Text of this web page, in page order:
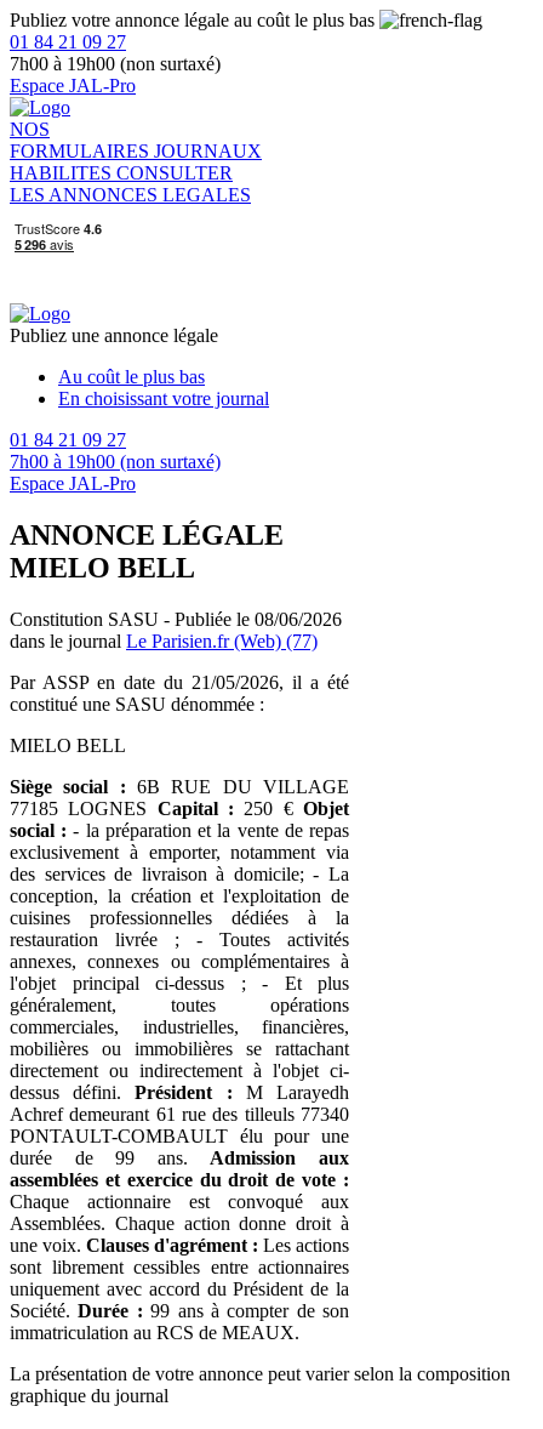
Publiez votre annonce légale au coût le plus bas
01 84 21 09 27
7h00 à 19h00 (non surtaxé)
Espace JAL-Pro
NOS
FORMULAIRES JOURNAUX
HABILITES CONSULTER
LES ANNONCES LEGALES
Publiez une annonce légale
Au coût le plus bas
En choisissant votre journal
01 84 21 09 27
7h00 à 19h00 (non surtaxé)
Espace JAL-Pro
ANNONCE LÉGALE
MIELO BELL
Constitution SASU - Publiée le 08/06/2026
dans le journal Le Parisien.fr (Web) (77)
Par ASSP en date du 21/05/2026, il a été
constitué une SASU dénommée :
MIELO BELL
Siège social : 6B RUE DU VILLAGE
77185 LOGNES Capital : 250 €Objet
social : - la préparation et la vente de repas
exclusivement à emporter, notamment via
des services de livraison à domicile; - La
conception, la création et l'exploitation de
cuisines professionnelles dédiées à la
restauration livrée ; - Toutes activités
annexes, connexes ou complémentaires à
l'objet principal ci-dessus ; - Et plus
généralement, toutes opérations
commerciales, industrielles, financières,
mobilières ou immobilières se rattachant
directement ou indirectement à l'objet ci-
dessus défini.Président : M Larayedh
Achref demeurant 61 rue des tilleuls 77340
PONTAULT-COMBAULT élu pour une
durée de 99 ans. Admission aux
assemblées et exercice du droit de vote :
Chaque actionnaire est convoqué aux
Assemblées. Chaque action donne droit à
une voix. Clauses d'agrément : Les actions
sont librement cessibles entre actionnaires
uniquement avec accord du Président de la
Société.Durée : 99 ans à compter de son
immatriculation au RCS de MEAUX.
La présentation de votre annonce peut varier selon la composition
graphique du journal